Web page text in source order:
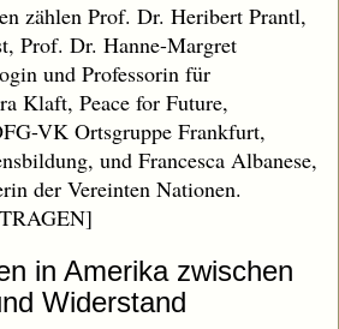
zählen Prof. Dr. Heribert Prantl,
Prof. Dr. Hanne-Margret
und Professorin für
Klaft, Peace for Future,
VK Ortsgruppe Frankfurt,
und Francesca Albanese,
der Vereinten Nationen.
in Amerika zwischen
Widerstand